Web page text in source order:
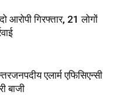
आरोपी गिरफ्तार, 21 लोगों
एलार्म एफिसिएन्सी
बाजी